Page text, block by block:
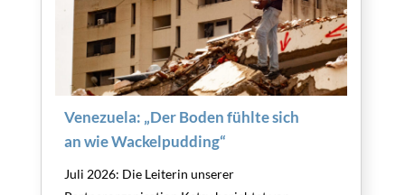
Venezuela: „Der Boden fühlte sich
an wie Wackelpudding“
Juli 2026: Die Leiterin unserer